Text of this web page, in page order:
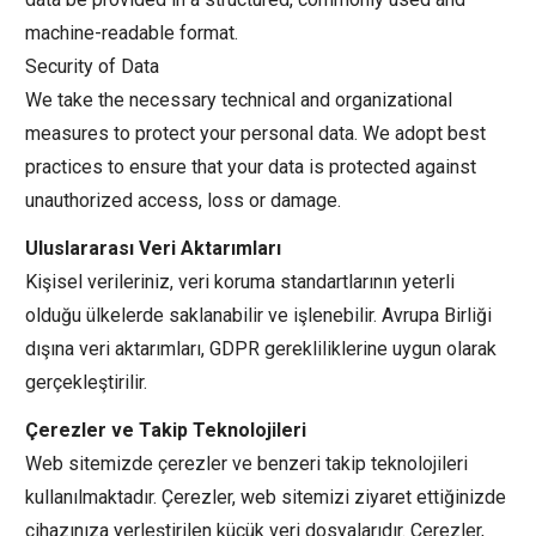
machine-readable format.
Security of Data
We take the necessary technical and organizational
measures to protect your personal data. We adopt best
practices to ensure that your data is protected against
unauthorized access, loss or damage.
Uluslararası Veri Aktarımları
Kişisel verileriniz, veri koruma standartlarının yeterli
olduğu ülkelerde saklanabilir ve işlenebilir. Avrupa Birliği
dışına veri aktarımları, GDPR gerekliliklerine uygun olarak
gerçekleştirilir.
Çerezler ve Takip Teknolojileri
Web sitemizde çerezler ve benzeri takip teknolojileri
kullanılmaktadır. Çerezler, web sitemizi ziyaret ettiğinizde
cihazınıza yerleştirilen küçük veri dosyalarıdır. Çerezler,